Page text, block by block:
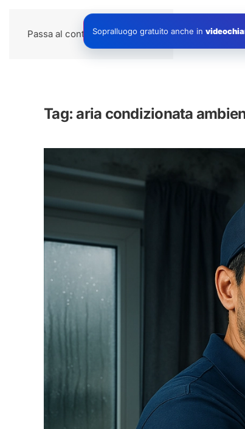
Passa al contenuto principale Impianti
Tag:aria condizionata
Sopralluogo gratuito anche in